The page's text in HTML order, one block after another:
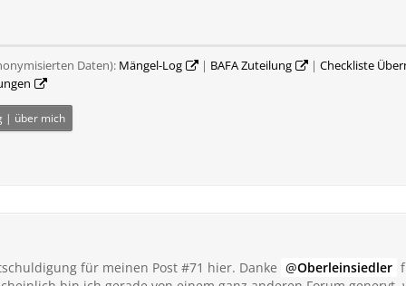
sind wirklich stark –
Eco-Modus mit
aktuell ca. 19,5
Daten): Mängel-Log | BAFA Zuteilung | Checkliste
| über mich
für meinen Post #71 hier. Danke Oberleinsiedler